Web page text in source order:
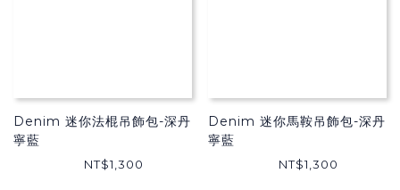
Denim 迷你法棍吊飾包-深丹
寧藍
NT$1,300
Denim 迷你馬鞍吊飾包-深丹
寧藍
NT$1,300